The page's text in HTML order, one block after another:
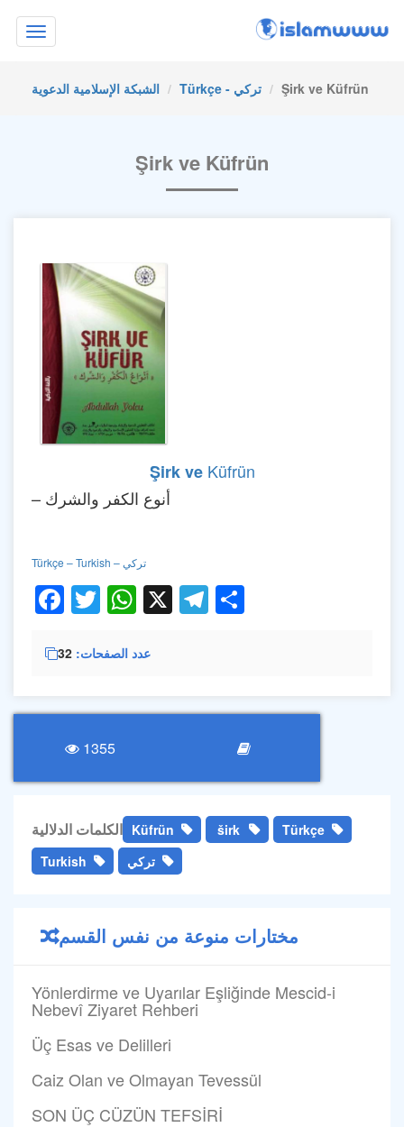
Toggle
navigation
الشبكة الإسلامية الدعوية Türkçe - تركي Şirk ve Küfrün
Şirk ve Küfrün
Şirk veKüfrün
– أنوع الكفر والشرك
Türkçe – Turkish – تركي
Facebook
Twitter
WhatsApp
X Telegram
عدد الصفحات 32
1355
الكلمات الدلالية Küfrün širk
Türkçe
Turkish
تركي
مختارات منوعة من نفس القسم
Yönlerdirme ve Uyarılar Eşliğinde Mescid-i
Nebevî Ziyaret Rehberi
Üç Esas ve Delilleri
Caiz Olan ve Olmayan Tevessül
SON ÜÇ CÜZÜN TEFSİRİ